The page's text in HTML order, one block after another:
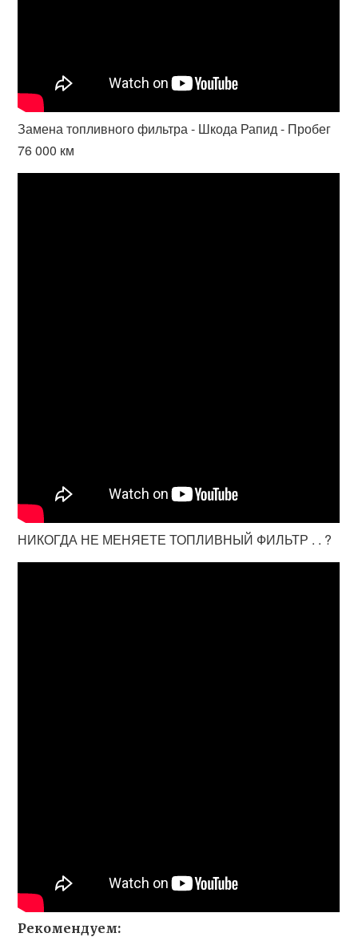
Замена топливного фильтра - Шкода Рапид - Пробег
76 000 км
НИКОГДА НЕ МЕНЯЕТЕ ТОПЛИВНЫЙ ФИЛЬТР . . ?
Рекомендуем: